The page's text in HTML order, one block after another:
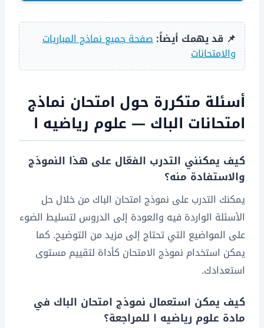
📌 قد يهمك أيضاً:صفحة جميع نماذج المباريات
والامتحانات
أسئلة متكررة حول امتحان نماذج
امتحانات الباك — علوم رياضيه ا
كيف يمكنني التدرب الفعّال على هذا النموذج
والاستفادة منه؟
يمكنك التدرب على نموذج امتحان الباك من خلال حل
الأسئلة الواردة فيه والعودة إلى الدروس لتسليط الضوء
على المواضيع التي تحتاج إلى مزيد من التوضيح. كما
يمكن استخدام نموذج الامتحان كأداة لتقييم مستوى
استعدادك.
كيف يمكن استعمال نموذج امتحان الباك في
مادة علوم رياضيه ا للمراجعة؟